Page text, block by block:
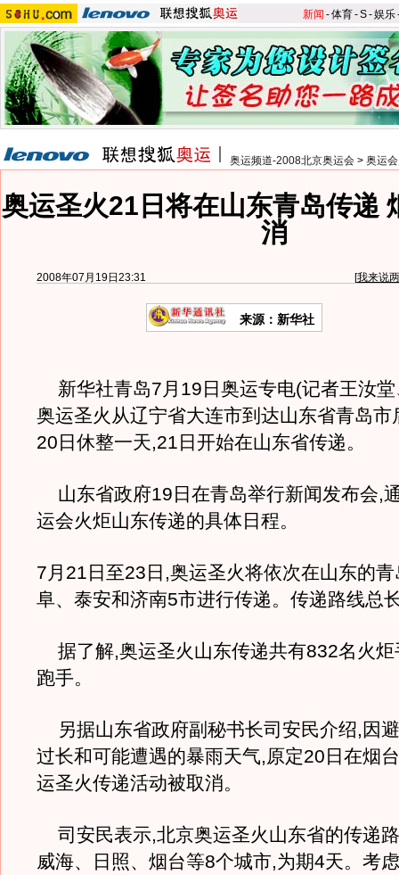
新闻 -体育-S-娱乐
奥运频道-2008北京奥运会 > 奥运
奥运圣火21日将在山东青岛传递
消
2008年07月19日23:31 [我来说
来源：新华社
新华社青岛7月19日奥运专电(记者王汝堂
奥运圣火从辽宁省大连市到达山东省青岛市
20日休整一天,21日开始在山东省传递。
山东省政府19日在青岛举行新闻发布会,
运会火炬山东传递的具体日程。
7月21日至23日,奥运圣火将依次在山东的
阜、泰安和济南5市进行传递。传递路线总
据了解,奥运圣火山东传递共有832名火炬
跑手。
另据山东省政府副秘书长司安民介绍,因
过长和可能遭遇的暴雨天气,原定20日在烟
运圣火传递活动被取消。
司安民表示,北京奥运圣火山东省的传递
威海、日照、烟台等8个城市,为期4天。考